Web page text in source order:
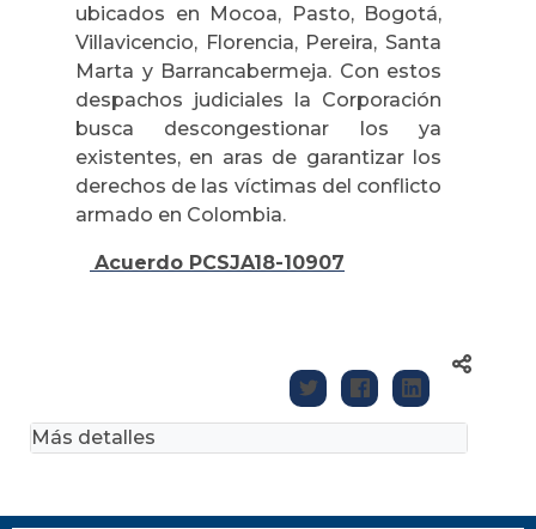
ubicados en Mocoa, Pasto, Bogotá,
Villavicencio, Florencia, Pereira, Santa
Marta y Barrancabermeja. Con estos
despachos judiciales la Corporación
busca descongestionar los ya
existentes, en aras de garantizar los
derechos de las víctimas del conflicto
armado en Colombia.
Acuerdo PCSJA18-10907
Más detalles